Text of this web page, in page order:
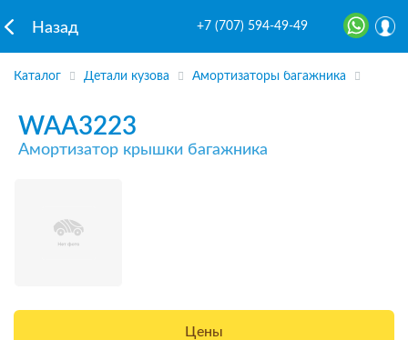
Назад +7 (707) 594-49-49
Каталог Детали кузова Амортизаторы багажника
WAA3223
Амортизатор крышки багажника
Цены